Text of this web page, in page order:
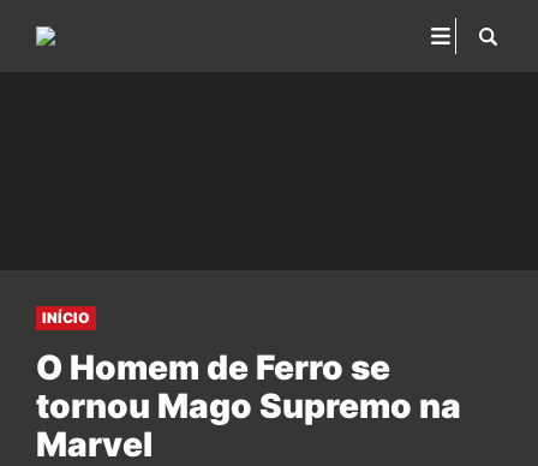
INÍCIO
O Homem de Ferro se
tornou Mago Supremo na
Marvel